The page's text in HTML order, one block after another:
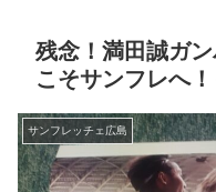
残念！満田誠ガ
こそサンフレへ
サンフレッチェ広島